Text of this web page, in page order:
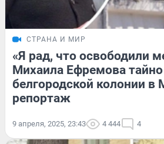
СТРАНА И МИР
«Я рад, что освободили
Михаила Ефремова
белгородской колонии в
репортаж
9 апреля, 2025, 23:43 4 444 4